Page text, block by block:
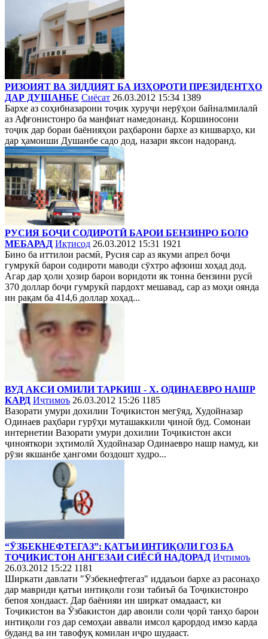
РИЗОИЯТ ВА ЗИДДИЯТ БА ИЗҲОРОТИ ПРЕЗИДЕНТҲО
ДАР ДУШАНБЕ Сиёсат 26.03.2012 15:34 1389
Бархе аз соҳибназарони тоҷик хуруҷи нерӯҳои байналмилалӣ
аз Афғонистонро ба манфиат намедонанд. Коршиносони
тоҷик дар бораи баёнияҳои раҳбарони бархе аз кишварҳо, ки
дар ҳамоиши Душанбе садо дод, назари яксон надоранд.
РУСИЯ БОҶИ СОДИРОТӢ БАРОИ БЕНЗИНРО БОЛО
МЕБАРАД Иқтисод 26.03.2012 15:31 1921
Бино ба иттилои расмӣ, Русия сар аз якуми апрел боҷи
гумрукӣ барои содироти маводи сӯхтро афзоиш хоҳад дод.
Агар дар ҳоли ҳозир барои воридоти як тонна бензини русӣ
370 доллар боҷи гумрукӣ пардохт мешавад, сар аз моҳи оянда
ин рақам ба 414,6 доллар хоҳад...
ВУД АКСИ ОМИЛИ ТАРКИШ - Х. ОДИНАЕВРО НАШР
КАРД Иҷтимоъ 26.03.2012 15:26 1185
Вазорати умури дохилии Тоҷикистон мегӯяд, Худойназар
Одинаев раҳбари гурӯҳи муташаккили ҷиноӣ буд. Сомонаи
интернетии Вазорати умури дохилии Тоҷикистон акси
ҷинояткори эҳтимолӣ Худойназар Одинаевро нашр намуд, ки
рӯзи якшанбе ҳангоми боздошт худро...
“ӮЗБЕКНЕФТЕГАЗ”: ҚАТЪИ ИНТИҚОЛИ ГОЗ БА
ТОҶИКИСТОН АНГЕЗАИ СИЁСӢ НАДОРАД Иҷтимоъ
26.03.2012 15:22 1181
Ширкати давлати "Ӯзбекнефтегаз" иддаъои бархе аз расонаҳо
дар мавриди қатъи интиқоли гози табиъӣ ба Тоҷикистонро
бепоя хондааст. Дар баёнияи ин ширкат омадааст, ки
Тоҷикистон ва Ӯзбакистон дар авоили соли ҷорӣ танҳо барои
интиқоли гоз дар семоҳаи аввали имсол қарордод имзо карда
буданд ва ин тавофуқ комилан иҷро шудааст.